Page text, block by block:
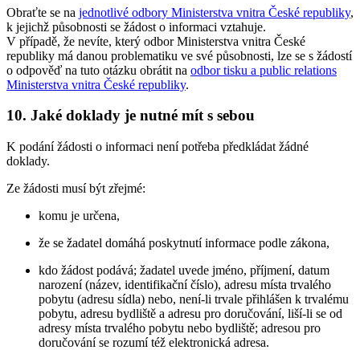
Obraťte se na jednotlivé odbory Ministerstva vnitra České republiky,
k jejichž působnosti se žádost o informaci vztahuje.
V případě, že nevíte, který odbor Ministerstva vnitra České
republiky má danou problematiku ve své působnosti, lze se s žádostí
o odpověď na tuto otázku obrátit na odbor tisku a public relations
Ministerstva vnitra České republiky.
10. Jaké doklady je nutné mít s sebou
K podání žádosti o informaci není potřeba předkládat žádné
doklady.
Ze žádosti musí být zřejmé:
komu je určena,
že se žadatel domáhá poskytnutí informace podle zákona,
kdo žádost podává; žadatel uvede jméno, příjmení, datum
narození (název, identifikační číslo), adresu místa trvalého
pobytu (adresu sídla) nebo, není-li trvale přihlášen k trvalému
pobytu, adresu bydliště a adresu pro doručování, liší-li se od
adresy místa trvalého pobytu nebo bydliště; adresou pro
doručování se rozumí též elektronická adresa.